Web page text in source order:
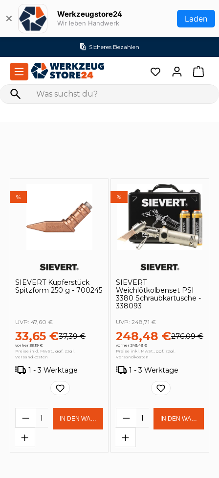
Zum Hauptinhalt springen
✕ Werkzeugstore24
Wir leben Handwerk Laden
Sicheres Bezahlen
%
SIEVERT Kupferstück
Spitzform 250 g - 700245
33,65 €37,39 €
vorher 33,19 €
UVP: 47,60 €
Preise inkl. MwSt., ggf. zzgl.
Versandkosten
1 - 3 Werktage
Produkt Anzahl: Gib den
IN DEN WARENKORB
%
SIEVERT
Weichlötkolbenset PSI
3380 Schraubkartusche -
338093
248,48 €276,09 €
vorher 249,49 €
UVP: 248,71 €
Preise inkl. MwSt., ggf. zzgl.
Versandkosten
1 - 3 Werktage
Produkt Anzahl:
IN DEN